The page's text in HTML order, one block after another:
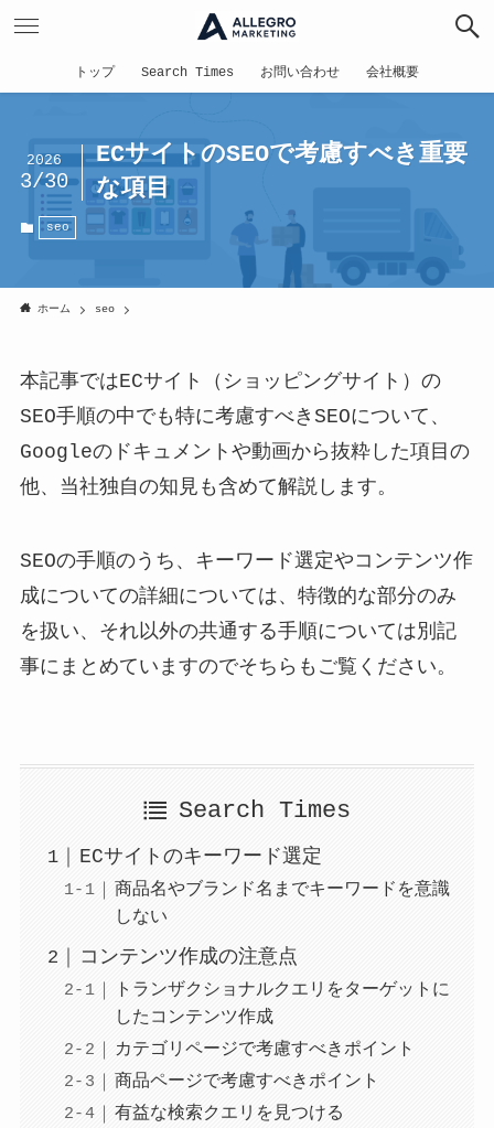
トップ Search Times お問い合わせ 会社概要
ECサイトのSEOで考慮すべき重要
な項目
2026
3/30
seo
ホーム seo
本記事ではECサイト（ショッピングサイト）の
SEO手順の中でも特に考慮すべきSEOについて、
Googleのドキュメントや動画から抜粋した項目の
他、当社独自の知見も含めて解説します。
SEOの手順のうち、キーワード選定やコンテンツ作
成についての詳細については、特徴的な部分のみ
を扱い、それ以外の共通する手順については別記
事にまとめていますのでそちらもご覧ください。
Search Times
ECサイトのキーワード選定
商品名やブランド名までキーワードを意識
しない
コンテンツ作成の注意点
トランザクショナルクエリをターゲットに
したコンテンツ作成
カテゴリページで考慮すべきポイント
商品ページで考慮すべきポイント
有益な検索クエリを見つける